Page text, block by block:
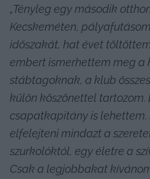
„Tényleg egy második
Kecskeméten,
időszakát, hat évet
embert ismerhettem meg a
stábtagoknak, a klub
külön köszönettel tartozom.
csapatkapitány is lehettem.
elfelejteni mindazt a
szurkolóktól, egy életre a
Csak a legjobbakat